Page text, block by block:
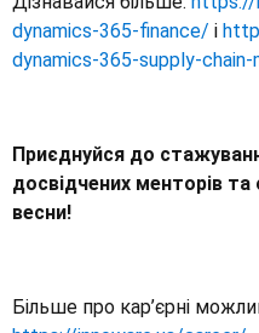
dynamics-365-finance/ і
dynamics-365-supply-
Приєднуйся до
досвідчених менторів
весни!
Більше про кар’єрні